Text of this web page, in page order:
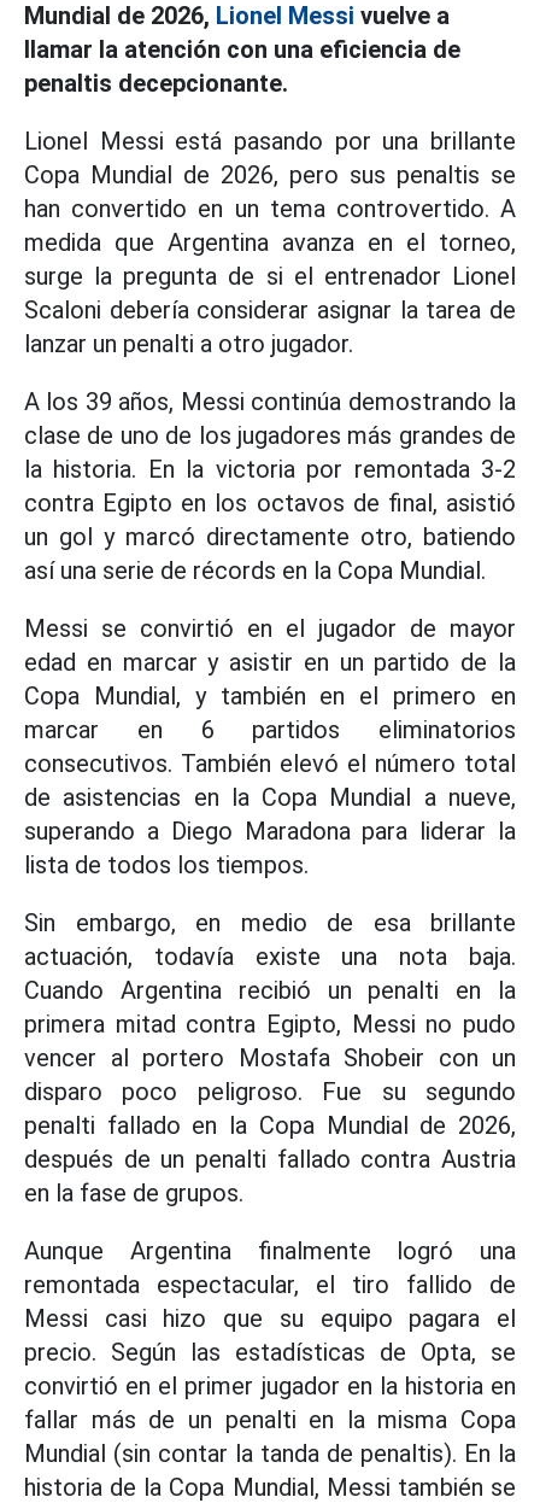
Mundial de 2026, Lionel Messi vuelve a
llamar la atención con una eficiencia de
penaltis decepcionante.
Lionel Messi está pasando por una brillante
Copa Mundial de 2026, pero sus penaltis se
han convertido en un tema controvertido. A
medida que Argentina avanza en el torneo,
surge la pregunta de si el entrenador Lionel
Scaloni debería considerar asignar la tarea de
lanzar un penalti a otro jugador.
A los 39 años, Messi continúa demostrando la
clase de uno de los jugadores más grandes de
la historia. En la victoria por remontada 3-2
contra Egipto en los octavos de final, asistió
un gol y marcó directamente otro, batiendo
así una serie de récords en la Copa Mundial.
Messi se convirtió en el jugador de mayor
edad en marcar y asistir en un partido de la
Copa Mundial, y también en el primero en
marcar en 6 partidos eliminatorios
consecutivos. También elevó el número total
de asistencias en la Copa Mundial a nueve,
superando a Diego Maradona para liderar la
lista de todos los tiempos.
Sin embargo, en medio de esa brillante
actuación, todavía existe una nota baja.
Cuando Argentina recibió un penalti en la
primera mitad contra Egipto, Messi no pudo
vencer al portero Mostafa Shobeir con un
disparo poco peligroso. Fue su segundo
penalti fallado en la Copa Mundial de 2026,
después de un penalti fallado contra Austria
en la fase de grupos.
Aunque Argentina finalmente logró una
remontada espectacular, el tiro fallido de
Messi casi hizo que su equipo pagara el
precio. Según las estadísticas de Opta, se
convirtió en el primer jugador en la historia en
fallar más de un penalti en la misma Copa
Mundial (sin contar la tanda de penaltis). En la
historia de la Copa Mundial, Messi también se